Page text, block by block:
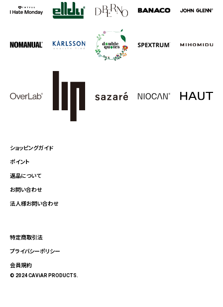
ショッピングガイド
ポイント
返品について
お問い合わせ
法人様お問い合わせ
特定商取引法
プライバシーポリシー
会員規約
© 2024 CAViAR PRODUCTS.